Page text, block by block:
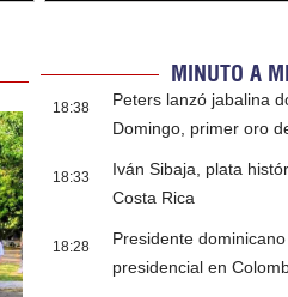
MINUTO A
18:38
Peters lanzó jabalina
Domingo, primer oro
18:33
Iván Sibaja, plata
Costa Rica
18:28
Presidente
presidencial en